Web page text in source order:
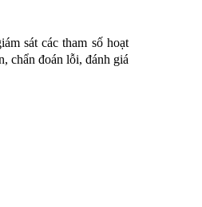
sát các tham số hoạt
chẩn đoán lỗi, đánh giá